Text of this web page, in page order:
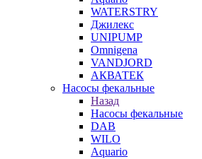
WATERSTRY
Джилекс
UNIPUMP
Omnigena
VANDJORD
АКВАТЕК
Насосы фекальные
Назад
Насосы фекальные
DAB
WILO
Aquario